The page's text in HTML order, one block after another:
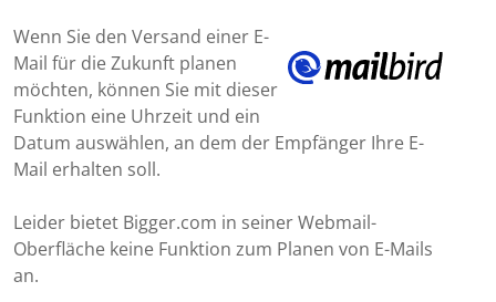
Wenn Sie den Versand einer E-
Mail für die Zukunft planen
möchten, können Sie mit dieser
Funktion eine Uhrzeit und ein
Datum auswählen, an dem der Empfänger Ihre E-
Mail erhalten soll.
Leider bietet Bigger.com in seiner Webmail-
Oberfläche keine Funktion zum Planen von E-Mails
an.